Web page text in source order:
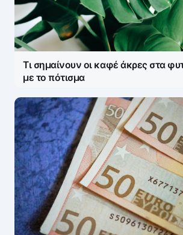
Τι σημαίνουν οι καφέ άκρες στα
με το πότισμα